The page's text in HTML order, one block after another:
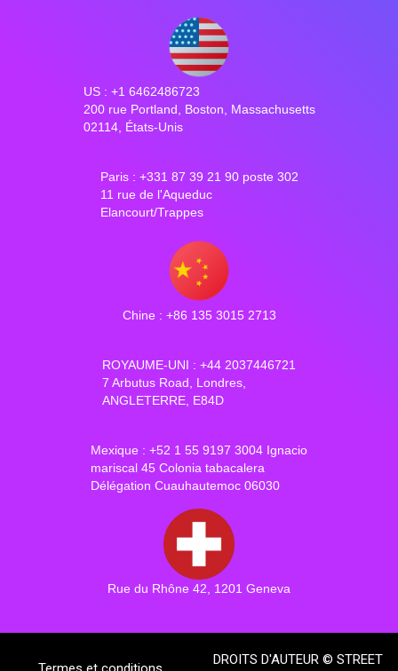
US : +1 6462486723
200 rue Portland, Boston, Massachusetts
02114, États-Unis
Paris : +331 87 39 21 90 poste 302
11 rue de l'Aqueduc
Elancourt/Trappes
Chine : +86 135 3015 2713
ROYAUME-UNI : +44 2037446721
7 Arbutus Road, Londres,
ANGLETERRE, E84D
Mexique : +52 1 55 9197 3004 Ignacio
mariscal 45 Colonia tabacalera
Délégation Cuauhautemoc 06030
Rue du Rhône 42, 1201 Geneva
DROITS D'AUTEUR © STREET